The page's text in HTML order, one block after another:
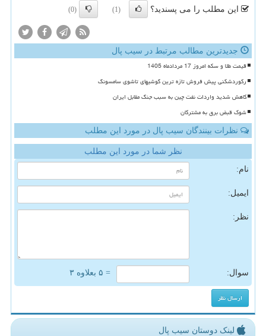
این مطلب را می پسندید؟ (1)
(0)
جدیدترین مطالب مرتبط در سیب پال
قیمت طلا و سکه امروز 17 مردادماه 1405
رکوردشکنی پیش فروش تازه ترین گوشیهای تاشوی سامسونگ
کاهش شدید واردات نفت چین به سبب جنگ مقابل ایران
شوک قبض برق به مشترکان
نظرات بینندگان سیب پال در مورد این مطلب
نظر شما در مورد این مطلب
نام:
ایمیل:
نظر:
سوال: = ۵ بعلاوه ۳
لینک دوستان سیب پال